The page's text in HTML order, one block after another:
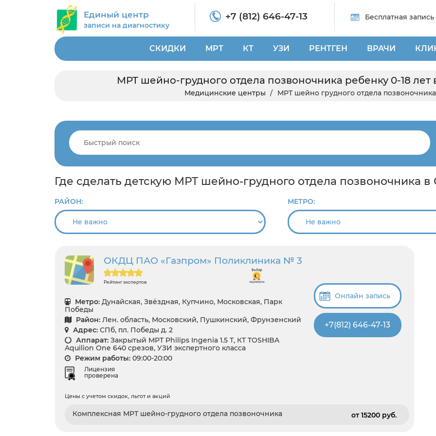
Единый центр
записи на диагностику
+7 (812) 646-47-13 Бесплатная запись
СКИДКИ МРТ КТ УЗИ РЕНТГЕН ВРАЧИ
МРТ шейно-грудного отдела позвоночника ребенку 0-18 лет
Медицинские центры МРТ шейно грудного отдела
Где сделать детскую МРТ шейно-грудного отдела позвоночника
РАЙОН: МЕТРО:
ОКДЦ ПАО «Газпром» Поликлиника № 3
Рейтинг экспертов
Метро: Дунайская, Звёздная, Купчино, Московская, Парк
Победы
Район: Лен. область, Московский, Пушкинский, Фрунзенский
Адрес: СПб, пл. Победы д. 2
Аппарат: Закрытый МРТ Philips Ingenia 1.5 Т, КТ TOSHIBA
Aquilion One 640 срезов, УЗИ экспертного класса
Режим работы: 09:00-20:00
Лицензия
проверена
Онлайн запись
+7(812) 646-47-13
Цены с учетом скидок, льгот и акций
Комплексная МРТ шейно-грудного отдела позвоночника от 15200 pуб.